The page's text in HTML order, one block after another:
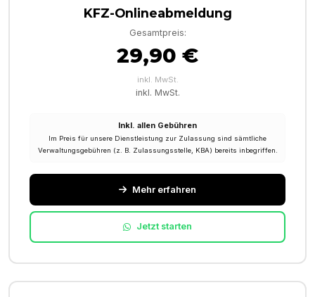
KFZ-Onlineabmeldung
Gesamtpreis:
29,90 €
inkl. MwSt.
inkl. MwSt.
Inkl. allen Gebühren
Im Preis für unsere Dienstleistung zur Zulassung sind sämtliche
Verwaltungsgebühren (z. B. Zulassungsstelle, KBA) bereits inbegriffen.
Mehr erfahren
Jetzt starten